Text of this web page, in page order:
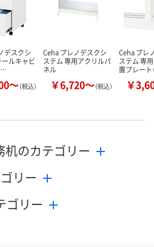
デスクシ
ールキャビ
…
～（税込）
Ceha プレノデスクシ
ステム 専用アクリルパ
ネル
￥6,720～（税込）
Ceha プレ
ステム 専
置プレート
￥
のカテゴリー
リー
ゴリー